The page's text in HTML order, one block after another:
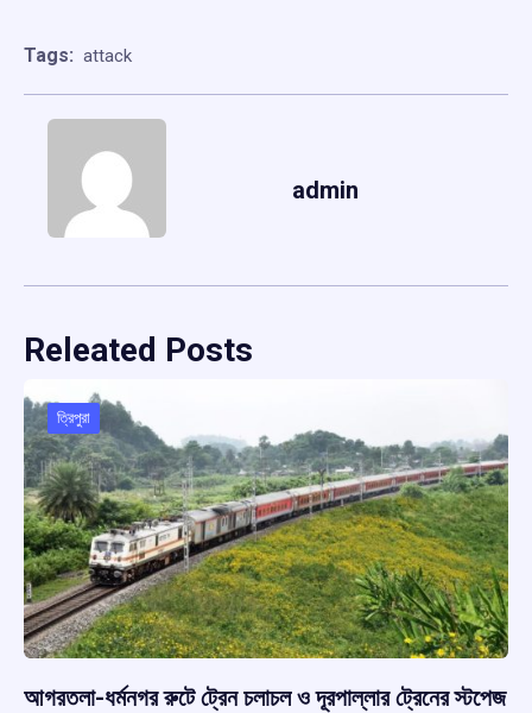
Tags: attack
admin
Releated Posts
ত্রিপুরা
আগরতলা-ধর্মনগর রুটে ট্রেন চলাচল ও দূরপাল্লার ট্রেনের স্টপেজ